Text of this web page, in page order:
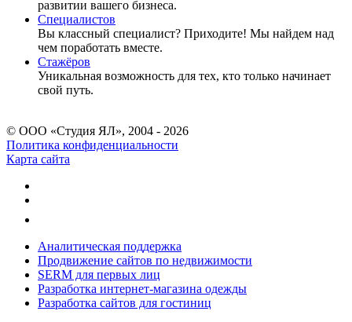
развитии вашего бизнеса.
Специалистов
Вы классный специалист? Приходите! Мы найдем над
чем поработать вместе.
Стажёров
Уникальная возможность для тех, кто только начинает
свой путь.
© ООО «Студия ЯЛ», 2004 - 2026
Политика конфиденциальности
Карта сайта
Аналитическая поддержка
Продвижение сайтов по недвижимости
SERM для первых лиц
Разработка интернет-магазина одежды
Разработка сайтов для гостиниц